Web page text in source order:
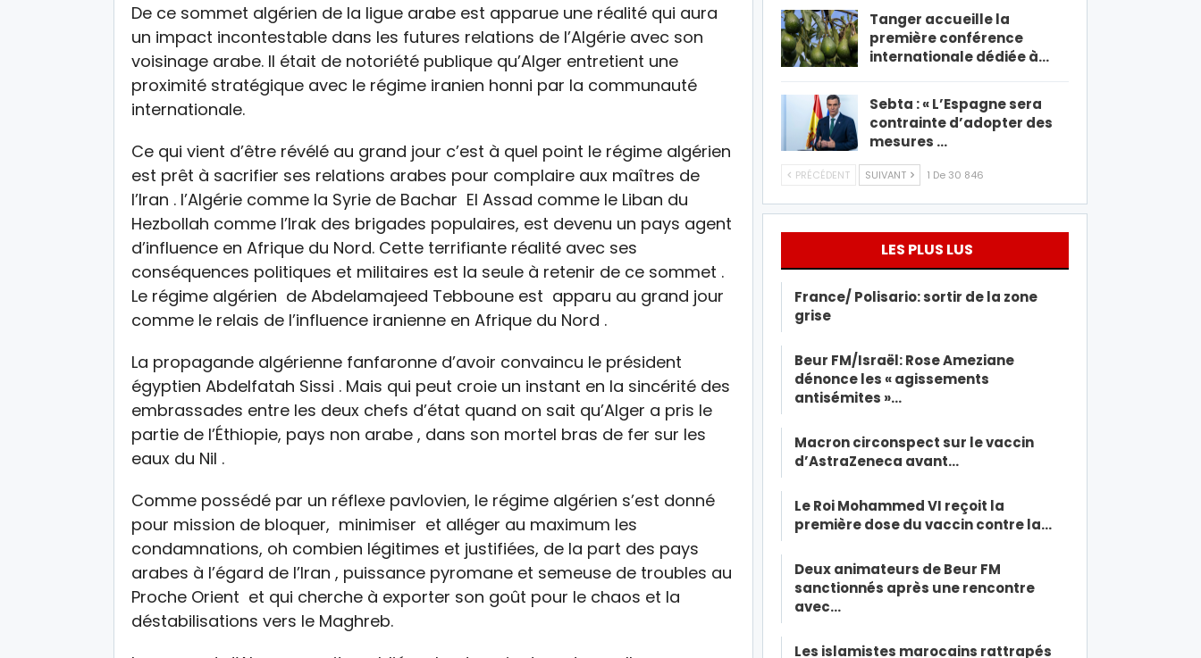
De ce sommet algérien de la ligue arabe est apparue une réalité qui aura
un impact incontestable dans les futures relations de l’Algérie avec son
voisinage arabe. Il était de notoriété publique qu’Alger entretient une
proximité stratégique avec le régime iranien honni par la communauté
internationale.
Ce qui vient d’être révélé au grand jour c’est à quel point le régime algérien
est prêt à sacrifier ses relations arabes pour complaire aux maîtres de
l’Iran . l’Algérie comme la Syrie de Bachar El Assad comme le Liban du
Hezbollah comme l’Irak des brigades populaires, est devenu un pays agent
d’influence en Afrique du Nord. Cette terrifiante réalité avec ses
conséquences politiques et militaires est la seule à retenir de ce sommet .
Le régime algérien de Abdelamajeed Tebboune est apparu au grand jour
comme le relais de l’influence iranienne en Afrique du Nord .
La propagande algérienne fanfaronne d’avoir convaincu le président
égyptien Abdelfatah Sissi . Mais qui peut croie un instant en la sincérité des
embrassades entre les deux chefs d’état quand on sait qu’Alger a pris le
partie de l’Éthiopie, pays non arabe , dans son mortel bras de fer sur les
eaux du Nil .
Comme possédé par un réflexe pavlovien, le régime algérien s’est donné
pour mission de bloquer, minimiser et alléger au maximum les
condamnations, oh combien légitimes et justifiées, de la part des pays
arabes à l’égard de l’Iran , puissance pyromane et semeuse de troubles au
Proche Orient et qui cherche à exporter son goût pour le chaos et la
déstabilisations vers le Maghreb.
Tanger accueille la
première conférence
internationale dédiée à…
Sebta : « L’Espagne sera
contrainte d’adopter des
mesures …
PRÉCÉDENT SUIVANT 1 De 30 846
LES PLUS LUS
France/ Polisario: sortir de la zone
grise
Beur FM/Israël: Rose Ameziane
dénonce les « agissements
antisémites »…
Macron circonspect sur le vaccin
d’AstraZeneca avant…
Le Roi Mohammed VI reçoit la
première dose du vaccin contre la…
Deux animateurs de Beur FM
sanctionnés après une rencontre
avec…
Les islamistes marocains rattrapés